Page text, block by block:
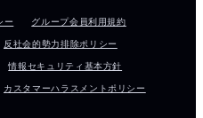
ー グループ会員利用規約
反社会的勢力排除ポリシー
情報セキュリティ基本方針
カスタマーハラスメントポリシー